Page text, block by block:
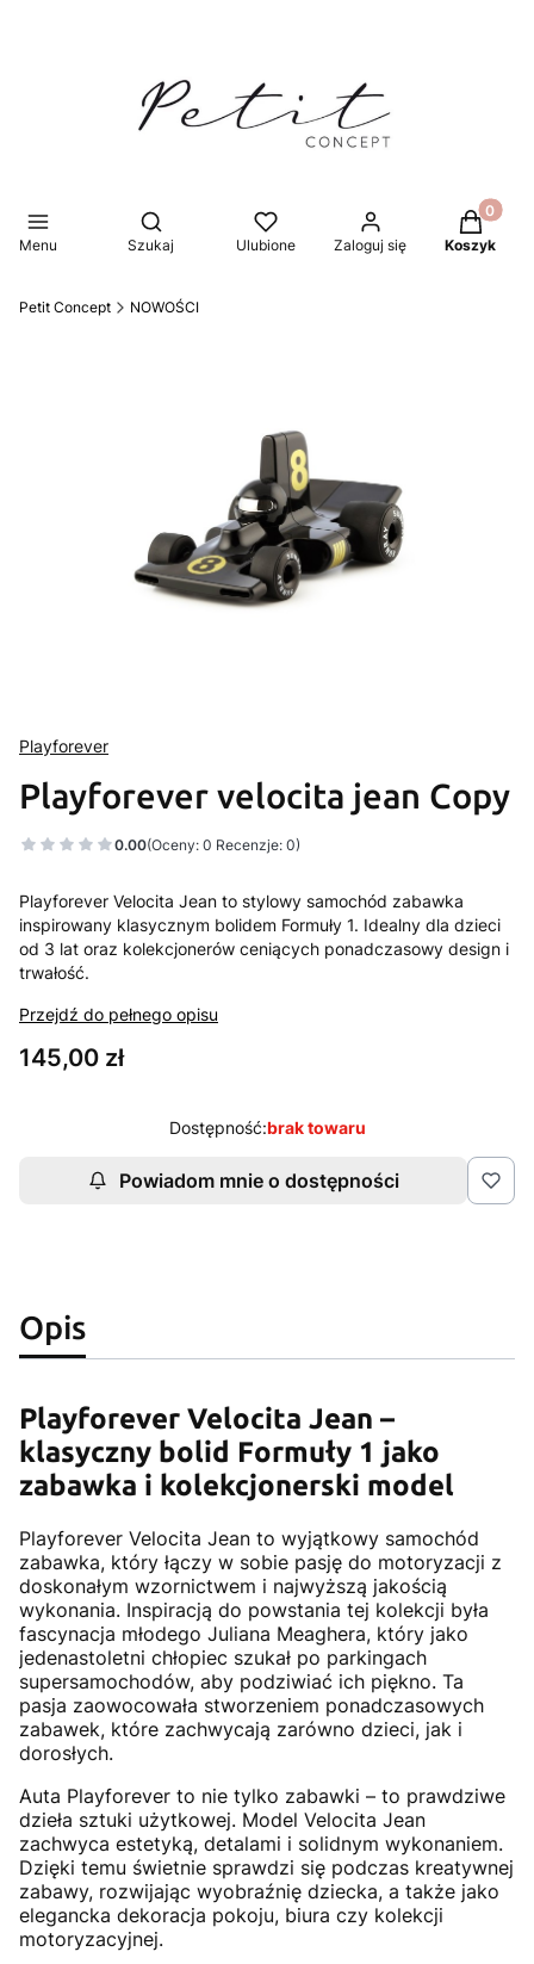
Menu
Otwórz wyszukiwarkę
Szukaj Ulubione Zaloguj się Koszyk
Petit Concept NOWOŚCI
Playforever
Playforever velocita jean Copy
0.00(Oceny: 0 Recenzje: 0)
Playforever Velocita Jean to stylowy samochód zabawka
inspirowany klasycznym bolidem Formuły 1. Idealny dla dzieci
od 3 lat oraz kolekcjonerów ceniących ponadczasowy design i
trwałość.
Przejdź do pełnego opisu
Cena
145,00 zł
Dostępność:brak towaru
Powiadom mnie o dostępności
Opis
Playforever Velocita Jean –
klasyczny bolid Formuły 1 jako
zabawka i kolekcjonerski model
Playforever Velocita Jean to wyjątkowy samochód
zabawka, który łączy w sobie pasję do motoryzacji z
doskonałym wzornictwem i najwyższą jakością
wykonania. Inspiracją do powstania tej kolekcji była
fascynacja młodego Juliana Meaghera, który jako
jedenastoletni chłopiec szukał po parkingach
supersamochodów, aby podziwiać ich piękno. Ta
pasja zaowocowała stworzeniem ponadczasowych
zabawek, które zachwycają zarówno dzieci, jak i
dorosłych.
Auta Playforever to nie tylko zabawki – to prawdziwe
dzieła sztuki użytkowej. Model Velocita Jean
zachwyca estetyką, detalami i solidnym wykonaniem.
Dzięki temu świetnie sprawdzi się podczas kreatywnej
zabawy, rozwijając wyobraźnię dziecka, a także jako
elegancka dekoracja pokoju, biura czy kolekcji
motoryzacyjnej.